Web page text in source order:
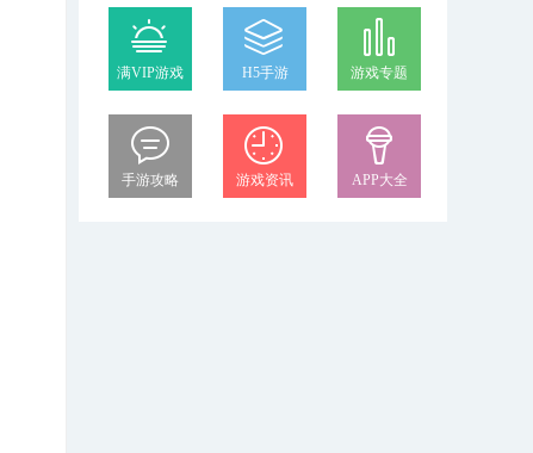
满VIP游戏 H5手游 游戏专题
手游攻略 游戏资讯 APP大全